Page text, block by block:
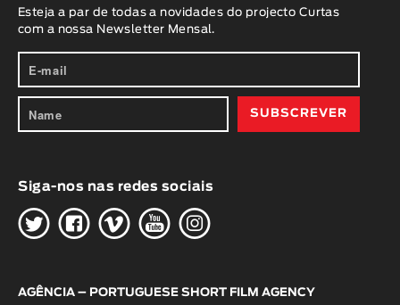
Esteja a par de todas a novidades do projecto Curtas
com a nossa Newsletter Mensal.
Siga-nos nas redes sociais
HGWOK
AGÊNCIA – PORTUGUESE SHORT FILM AGENCY